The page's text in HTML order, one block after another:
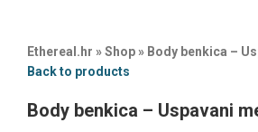
Ethereal.hr »Shop» Body benkica –
Back to products
Body benkica – Uspavani